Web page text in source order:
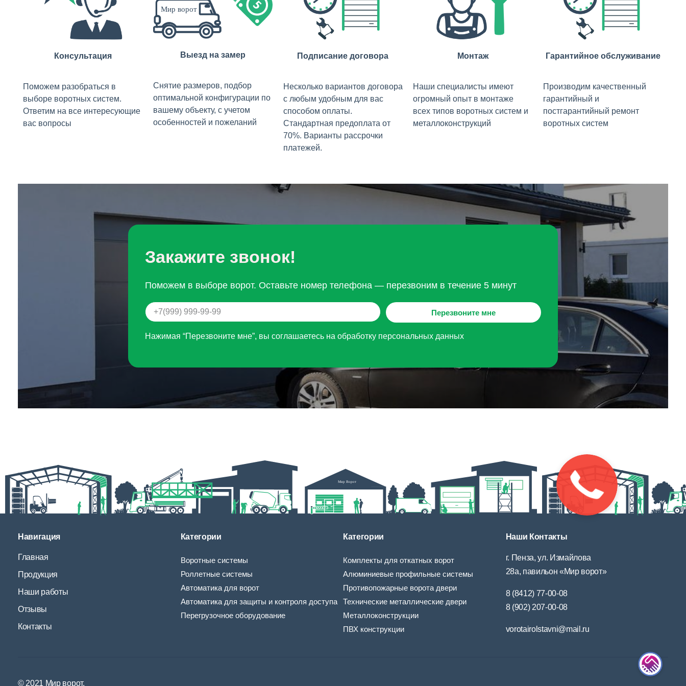
Консультация
Поможем разобраться в
выборе воротных систем.
Ответим на все интересующие
вас вопросы
Выезд на замер
Снятие размеров, подбор
оптимальной конфигурации по
вашему объекту, с учетом
особенностей и пожеланий
Подписание договора
Несколько вариантов договора
с любым удобным для вас
способом оплаты.
Стандартная предоплата от
70%. Варианты рассрочки
платежей.
Монтаж
Наши специалисты имеют
огромный опыт в монтаже
всех типов воротных систем и
металлоконструкций
Гарантийное обслуживание
Производим качественный
гарантийный и
постгарантийный ремонт
воротных систем
Закажите звонок!
Поможем в выборе ворот. Оставьте номер телефона — перезвоним в течение 5 минут
Перезвоните мне
Нажимая “Перезвоните мне”, вы соглашаетесь на обработку персональных данных
Навигация
Главная
Продукция
Наши работы
Отзывы
Контакты
Категории
Воротные системы
Роллетные системы
Автоматика для ворот
Автоматика для защиты и контроля доступа
Перегрузочное оборудование
Категории
Комплекты для откатных ворот
Алюминиевые профильные системы
Противопожарные ворота двери
Технические металлические двери
Металлоконструкции
ПВХ конструкции
Наши Контакты
г. Пенза, ул. Измайлова
28а, павильон «Мир ворот»
8 (8412) 77-00-08
8 (902) 207-00-08
vorotairolstavni@mail.ru
© 2021 Мир ворот.